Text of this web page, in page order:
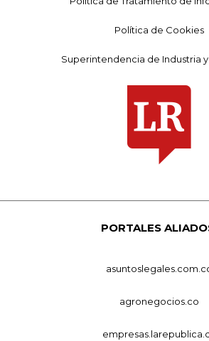
Política de Cookies
Superintendencia de Industria
PORTALES
agronegocios.co